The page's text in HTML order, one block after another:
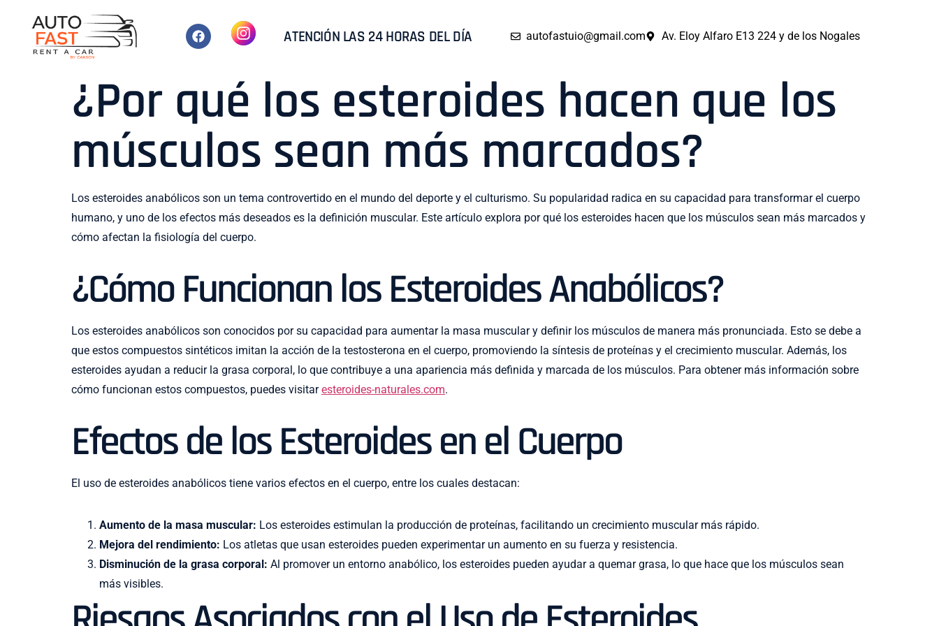
ATENCIÓN LAS 24 HORAS DEL DÍA autofastuio@gmail.com Av. Eloy Alfaro E13 224 y de los Nogales
¿Por qué los esteroides hacen que los
músculos sean más marcados?
Los esteroides anabólicos son un tema controvertido en el mundo del deporte y el culturismo. Su popularidad radica en su capacidad para transformar el cuerpo
humano, y uno de los efectos más deseados es la definición muscular. Este artículo explora por qué los esteroides hacen que los músculos sean más marcados y
cómo afectan la fisiología del cuerpo.
¿Cómo Funcionan los Esteroides Anabólicos?
Los esteroides anabólicos son conocidos por su capacidad para aumentar la masa muscular y definir los músculos de manera más pronunciada. Esto se debe a
que estos compuestos sintéticos imitan la acción de la testosterona en el cuerpo, promoviendo la síntesis de proteínas y el crecimiento muscular. Además, los
esteroides ayudan a reducir la grasa corporal, lo que contribuye a una apariencia más definida y marcada de los músculos. Para obtener más información sobre
cómo funcionan estos compuestos, puedes visitaresteroides-naturales.com.
Efectos de los Esteroides en el Cuerpo
El uso de esteroides anabólicos tiene varios efectos en el cuerpo, entre los cuales destacan:
Aumento de la masa muscular: Los esteroides estimulan la producción de proteínas, facilitando un crecimiento muscular más rápido.
Mejora del rendimiento: Los atletas que usan esteroides pueden experimentar un aumento en su fuerza y resistencia.
Disminución de la grasa corporal: Al promover un entorno anabólico, los esteroides pueden ayudar a quemar grasa, lo que hace que los músculos sean
más visibles.